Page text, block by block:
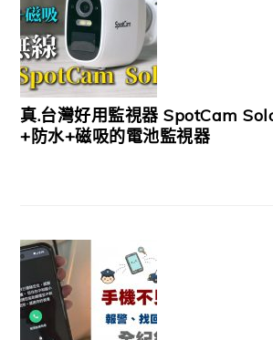
真.台灣好用監視器 SpotCam
+防水+磁吸的電池監視器